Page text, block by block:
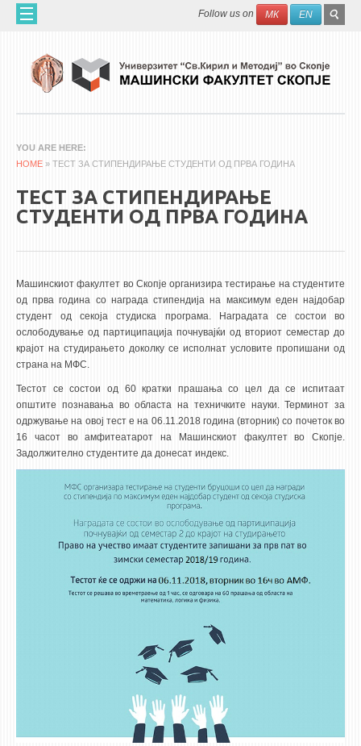
Skip to main content Search
Follow us on МК EN
ABOUT US
60 YEARS MF
ORGANIZATION
SCIENTIFIC ACTIVITIES
APPLIED ACTIVITES
ACADEMIC STAFF
PROFESSORS
ASSOCIATE PROFESSORS
ASSISTANT PROFESSORS
LECTORS
IN MEMORIAM
UNDERGRADUATE
POSTGRADUATE
ANNOUNCEMENTS
YOU ARE HERE
HOME » ТЕСТ ЗА СТИПЕНДИРАЊЕ СТУДЕНТИ ОД ПРВА ГОДИНА
ТЕСТ ЗА СТИПЕНДИРАЊЕ
СТУДЕНТИ ОД ПРВА ГОДИНА
Машинскиот факултет во Скопје организира тестирање на студентите
од прва година со награда стипендија на максимум еден најдобар
студент од секоја студиска програма. Наградата се состои во
ослободување од партиципација почнувајќи од вториот семестар до
крајот на студирањето доколку се исполнат условите пропишани од
страна на МФС.
Тестот се состои од 60 кратки прашања со цел да се испитаат
општите познавања во областа на техничките науки. Терминот за
одржување на овој тест е на 06.11.2018 година (вторник) со почеток во
16 часот во амфитеатарот на Машинскиот факултет во Скопје.
Задолжително студентите да донесат индекс.